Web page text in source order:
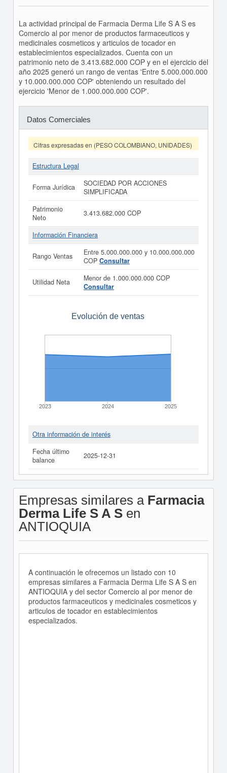
La actividad principal de Farmacia Derma Life S A S es
Comercio al por menor de productos farmaceuticos y
medicinales cosmeticos y articulos de tocador en
establecimientos especializados. Cuenta con un
patrimonio neto de 3.413.682.000 COP y en el ejercicio del
año 2025 generó un rango de ventas 'Entre 5.000.000.000
y 10.000.000.000 COP' obteniendo un resultado del
ejercicio 'Menor de 1.000.000.000 COP'.
Datos Comerciales
Cifras expresadas en (PESO COLOMBIANO, UNIDADES)
Estructura Legal
Forma Jurídica
SOCIEDAD POR ACCIONES
SIMPLIFICADA
Patrimonio
Neto
3.413.682.000 COP
Información Financiera
Rango Ventas
Entre 5.000.000.000 y 10.000.000.000
COP Consultar
Utilidad Neta
Menor de 1.000.000.000 COP
Consultar
Evolución de ventas
2023 2024 2025
Otra información de interés
Fecha último
balance
2025-12-31
Empresas similares a Farmacia
Derma Life S A Sen
ANTIOQUIA
A continuación le ofrecemos un listado con 10
empresas similares a Farmacia Derma Life S A S en
ANTIOQUIA y del sector Comercio al por menor de
productos farmaceuticos y medicinales cosmeticos y
articulos de tocador en establecimientos
especializados.